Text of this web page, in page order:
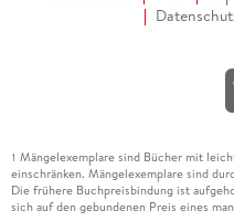
1 Mängelexemplare sind Bücher mit
einschränken. Mängelexemplare sind
Die frühere Buchpreisbindung ist
sich auf den gebundenen Preis eines